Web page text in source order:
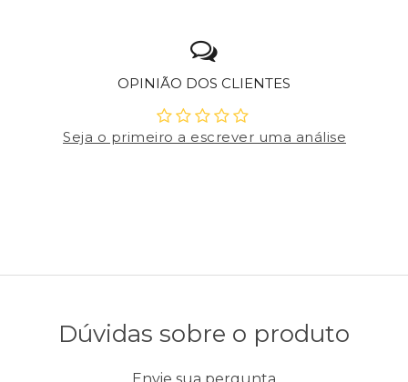
OPINIÃO DOS CLIENTES
Seja o primeiro a escrever uma análise
Dúvidas sobre o produto